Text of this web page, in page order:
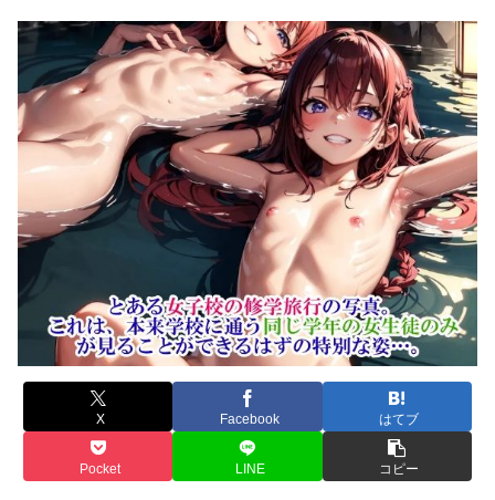
X Facebook はてブ
Pocket LINE コピー